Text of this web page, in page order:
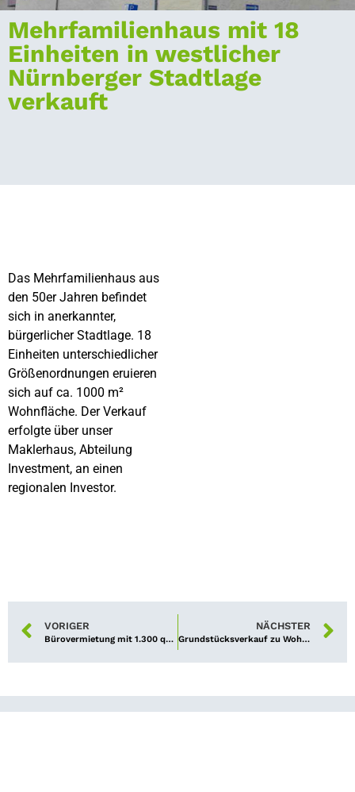
Mehrfamilienhaus mit 18
Einheiten in westlicher
Nürnberger Stadtlage
verkauft
Das Mehrfamilienhaus aus
den 50er Jahren befindet
sich in anerkannter,
bürgerlicher Stadtlage. 18
Einheiten unterschiedlicher
Größenordnungen eruieren
sich auf ca. 1000 m²
Wohnfläche. Der Verkauf
erfolgte über unser
Maklerhaus, Abteilung
Investment, an einen
regionalen Investor.
VORIGER
Bürovermietung mit 1.300 qm in zentraler Stadtlage geglückt
NÄCHSTER
Grundstücksverkauf zu Wohnbauzwecken gelungen